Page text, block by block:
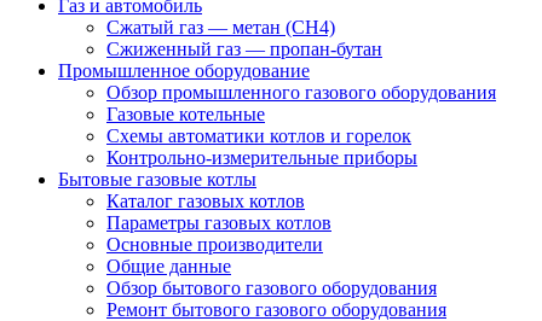
Газ и автомобиль
Сжатый газ — метан (CH4)
Сжиженный газ — пропан-бутан
Промышленное оборудование
Обзор промышленного газового оборудования
Газовые котельные
Схемы автоматики котлов и горелок
Контрольно-измерительные приборы
Бытовые газовые котлы
Каталог газовых котлов
Параметры газовых котлов
Основные производители
Общие данные
Обзор бытового газового оборудования
Ремонт бытового газового оборудования